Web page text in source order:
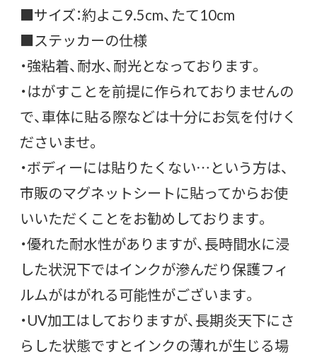
■サイズ：約よこ9.5cm、たて10cm
■ステッカーの仕様
・強粘着、耐水、耐光となっております。
・はがすことを前提に作られておりませんの
で、車体に貼る際などは十分にお気を付けく
ださいませ。
・ボディーには貼りたくない…という方は、
市販のマグネットシートに貼ってからお使
いいただくことをお勧めしております。
・優れた耐水性がありますが、長時間水に浸
した状況下ではインクが滲んだり保護フィ
ルムがはがれる可能性がございます。
・UV加工はしておりますが、長期炎天下にさ
らした状態ですとインクの薄れが生じる場